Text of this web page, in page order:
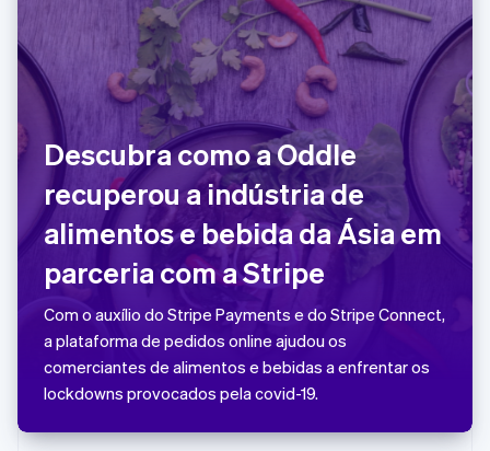
Descubra como a Oddle
recuperou a indústria de
alimentos e bebida da Ásia em
parceria com a Stripe
Com o auxílio do Stripe Payments e do Stripe Connect,
a plataforma de pedidos online ajudou os
comerciantes de alimentos e bebidas a enfrentar os
lockdowns provocados pela covid-19.
Hungria
English
English
Irlanda
Itália
ItalianoEnglish
Japão
日本語English
English
DeutschEnglish
Lituânia
English
Luxemburgo
Malásia